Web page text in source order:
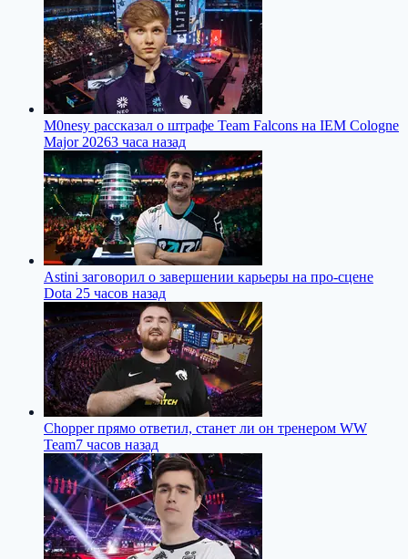
M0nesy рассказал о штрафе Team Falcons на IEM Cologne
Major 20263 часа назад
Astini заговорил о завершении карьеры на про-сцене
Dota 25 часов назад
Chopper прямо ответил, станет ли он тренером WW
Team7 часов назад